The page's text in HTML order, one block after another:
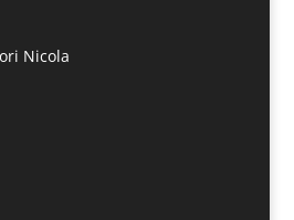
Nicola